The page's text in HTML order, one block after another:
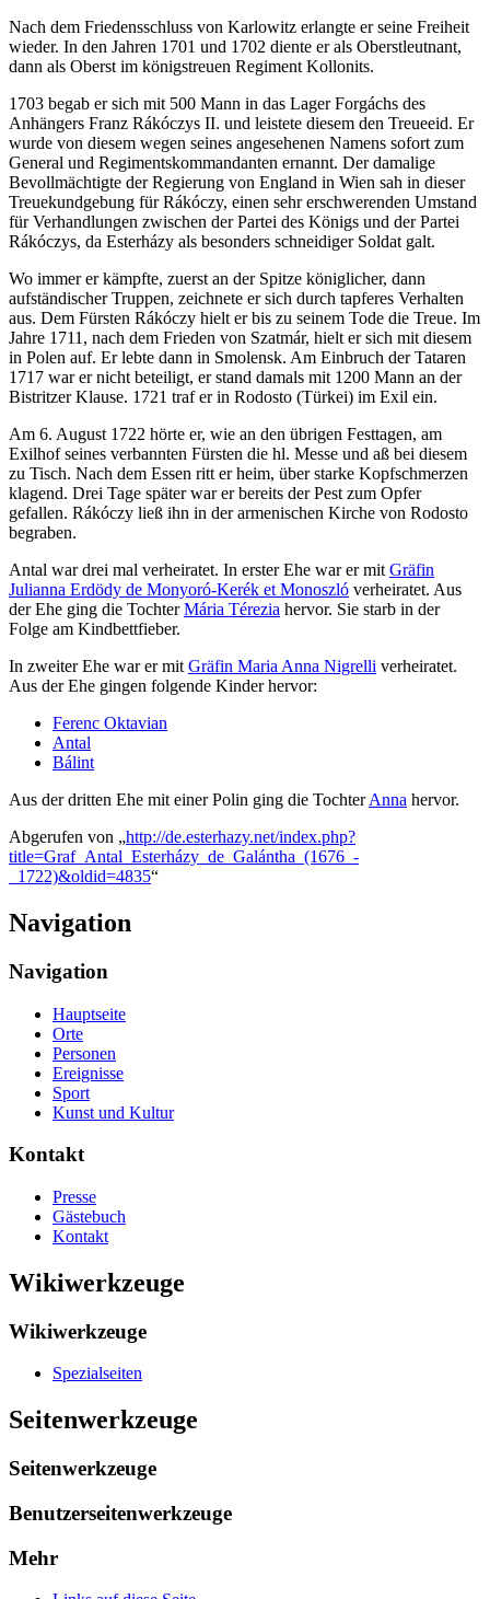
Nach dem Friedensschluss von Karlowitz erlangte er seine Freiheit
wieder. In den Jahren 1701 und 1702 diente er als Oberstleutnant,
dann als Oberst im königstreuen Regiment Kollonits.
1703 begab er sich mit 500 Mann in das Lager Forgáchs des
Anhängers Franz Rákóczys II. und leistete diesem den Treueeid. Er
wurde von diesem wegen seines angesehenen Namens sofort zum
General und Regimentskommandanten ernannt. Der damalige
Bevollmächtigte der Regierung von England in Wien sah in dieser
Treuekundgebung für Rákóczy, einen sehr erschwerenden Umstand
für Verhandlungen zwischen der Partei des Königs und der Partei
Rákóczys, da Esterházy als besonders schneidiger Soldat galt.
Wo immer er kämpfte, zuerst an der Spitze königlicher, dann
aufständischer Truppen, zeichnete er sich durch tapferes Verhalten
aus. Dem Fürsten Rákóczy hielt er bis zu seinem Tode die Treue. Im
Jahre 1711, nach dem Frieden von Szatmár, hielt er sich mit diesem
in Polen auf. Er lebte dann in Smolensk. Am Einbruch der Tataren
1717 war er nicht beteiligt, er stand damals mit 1200 Mann an der
Bistritzer Klause. 1721 traf er in Rodosto (Türkei) im Exil ein.
Am 6. August 1722 hörte er, wie an den übrigen Festtagen, am
Exilhof seines verbannten Fürsten die hl. Messe und aß bei diesem
zu Tisch. Nach dem Essen ritt er heim, über starke Kopfschmerzen
klagend. Drei Tage später war er bereits der Pest zum Opfer
gefallen. Rákóczy ließ ihn in der armenischen Kirche von Rodosto
begraben.
Antal war drei mal verheiratet. In erster Ehe war er mit Gräfin
Julianna Erdödy de Monyoró-Kerék et Monoszló verheiratet. Aus
der Ehe ging die TochterMária Térezia hervor. Sie starb in der
Folge am Kindbettfieber.
In zweiter Ehe war er mit Gräfin Maria Anna Nigrelli verheiratet.
Aus der Ehe gingen folgende Kinder hervor:
Ferenc Oktavian
Antal
Bálint
Aus der dritten Ehe mit einer Polin ging die TochterAnna hervor.
Abgerufen von „http://de.esterhazy.net/index.php?
title=Graf_Antal_Esterházy_de_Galántha_(1676_-
_1722)&oldid=4835“
Navigation
Navigation
Hauptseite
Orte
Personen
Ereignisse
Sport
Kunst und Kultur
Kontakt
Presse
Gästebuch
Kontakt
Wikiwerkzeuge
Wikiwerkzeuge
Spezialseiten
Seitenwerkzeuge
Seitenwerkzeuge
Benutzerseitenwerkzeuge
Mehr